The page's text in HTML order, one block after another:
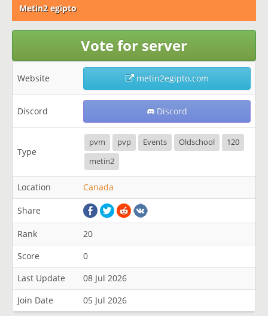
Metin2 egipto
Vote for server
Website metin2egipto.com
Discord Discord
Type
pvm pvp Events Oldschool
120
metin2
Location Canada
Share
Rank
20
Score
0
Last Update
08 Jul 2026
Join Date
05 Jul 2026